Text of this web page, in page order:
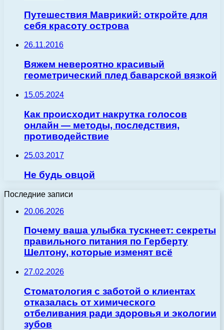
Путешествия Маврикий: откройте для
себя красоту острова
26.11.2016
Вяжем невероятно красивый
геометрический плед баварской вязкой
15.05.2024
Как происходит накрутка голосов
онлайн — методы, последствия,
противодействие
25.03.2017
Не будь овцой
Последние записи
20.06.2026
Почему ваша улыбка тускнеет: секреты
правильного питания по Герберту
Шелтону, которые изменят всё
27.02.2026
Стоматология с заботой о клиентах
отказалась от химического
отбеливания ради здоровья и экологии
зубов